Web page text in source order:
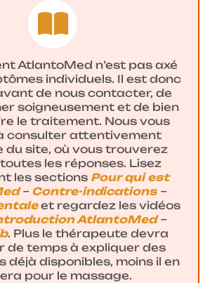
AtlantoMed n’est pas axé
individuels. Il est donc
de nous contacter, de
soigneusement et de bien
le traitement. Nous vous
consulter attentivement
du site, où vous trouverez
les réponses. Lisez
les sections Pour qui est
– Contre-indications–
et regardez les vidéos
AtlantoMed–
. Plus le thérapeute devra
de temps à expliquer des
déjà disponibles, moins il en
pour le massage.